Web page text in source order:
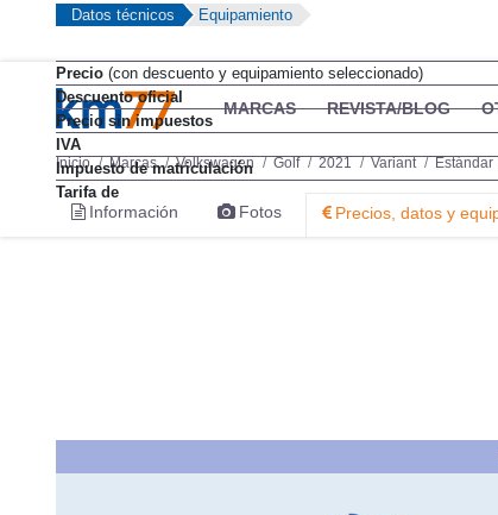
Precio(con descuento y equipamiento seleccionado)
Descuento oficial
Precio sin impuestos
IVA
Impuesto de matriculación
Tarifa de